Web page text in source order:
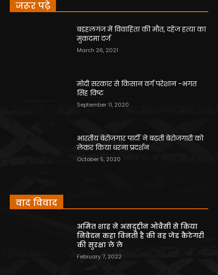
जरूर पढ़े
बड़हलगंज में विवाहिता की मौत, दहेज हत्या का
मुकदमा दर्ज
March 26, 2021
मोदी सरकार से किसान वर्ग परेशान -भगत
सिंह विष्ट
September 11, 2020
भारतीय बेरोजगार पार्टी ने बढ़ती बेरोजगारी को
लेकर किया धरना प्रदर्शन
October 5, 2020
वाद विवाद
अमित शाह ने असदुद्दीन ओवैसी से किया
निवेदन कहा विनती है की वह जेड कैटेगरी
की सुरक्षा ले ले
February 7, 2022